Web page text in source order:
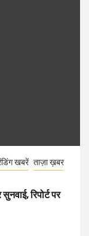
खबरें ताज़ा ख़बर
सुनवाई, रिपोर्ट पर